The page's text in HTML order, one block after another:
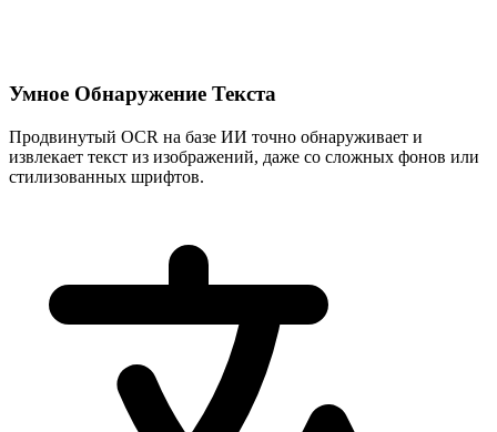
Умное Обнаружение Текста
Продвинутый OCR на базе ИИ точно обнаруживает и
извлекает текст из изображений, даже со сложных фонов или
стилизованных шрифтов.